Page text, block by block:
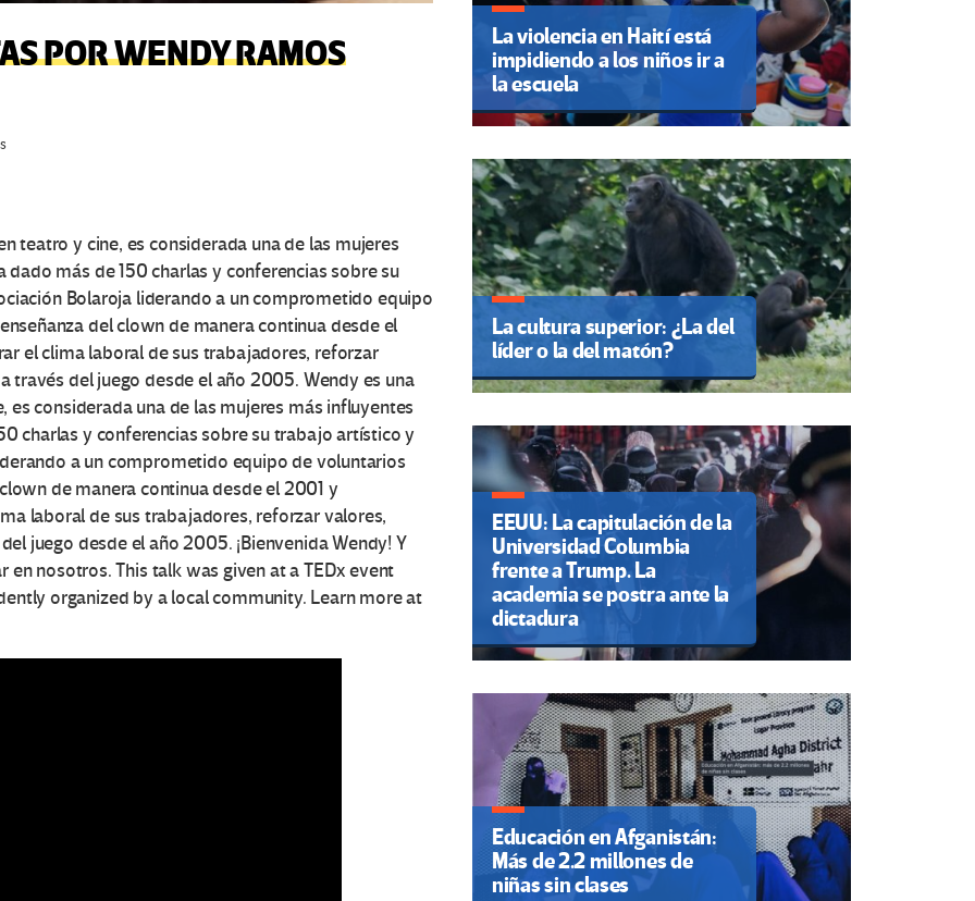
POR WENDY RAMOS
teatro y cine, es considerada una de las mujeres
más de 150 charlas y conferencias sobre su
Bolaroja liderando a un comprometido equipo
del clown de manera continua desde el
el clima laboral de sus trabajadores, reforzar
del juego desde el año 2005. Wendy es una
considerada una de las mujeres más influyentes
charlas y conferencias sobre su trabajo artístico y
a un comprometido equipo de voluntarios
de manera continua desde el 2001 y
laboral de sus trabajadores, reforzar valores,
juego desde el año 2005. ¡Bienvenida Wendy! Y
nosotros. This talk was given at a TEDx event
organized by a local community. Learn more at
La violencia en Haití está
impidiendo a los niños ir a
la escuela
La cultura superior: ¿La del
líder o la del matón?
EEUU: La capitulación de la
Universidad Columbia
frente a Trump. La
academia se postra ante la
dictadura
Educación en Afganistán:
Más de 2.2 millones de
niñas sin clases